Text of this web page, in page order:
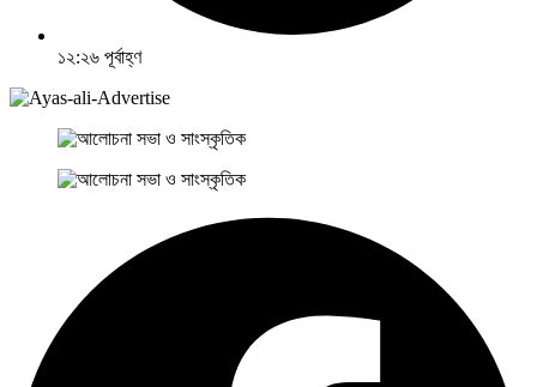
১২:২৬ পূর্বাহ্ণ